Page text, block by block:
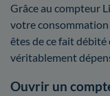
Grâce au compteur
votre consommation
êtes de ce fait débité
véritablement
Ouvrir un